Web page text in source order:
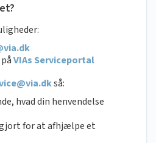
VIAs Serviceportal
så:
hvad din henvendelse
gjort for at afhjælpe et